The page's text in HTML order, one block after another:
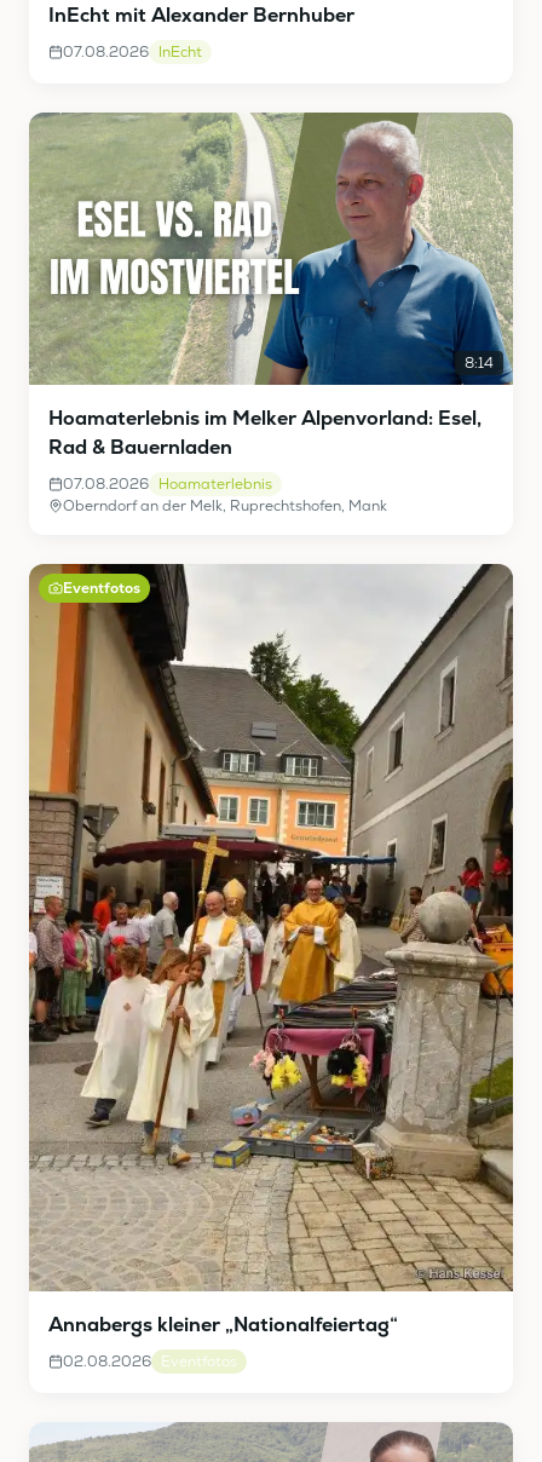
InEcht mit Alexander Bernhuber
07.08.2026 InEcht
8:14
Hoamaterlebnis im Melker Alpenvorland: Esel,
Rad & Bauernladen
07.08.2026 Hoamaterlebnis
Oberndorf an der Melk, Ruprechtshofen, Mank
Eventfotos
Annabergs kleiner „Nationalfeiertag“
02.08.2026 Eventfotos